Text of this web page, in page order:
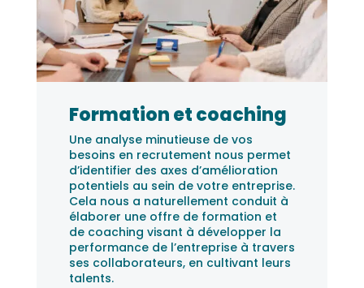
Formation et coaching
Une analyse minutieuse de vos
besoins en recrutement nous permet
d’identifier des axes d’amélioration
potentiels au sein de votre entreprise.
Cela nous a naturellement conduit à
élaborer une offre de formation et
de coaching visant à développer la
performance de l’entreprise à travers
ses collaborateurs, en cultivant leurs
talents.